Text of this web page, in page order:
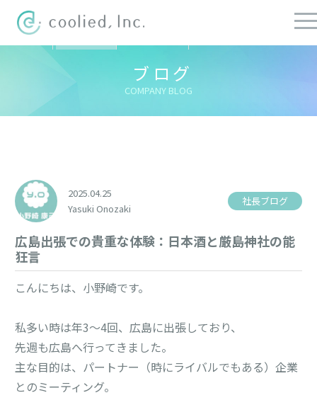
ブログ
COMPANY BLOG
ての記事
2025.04.25
Yasuki Onozaki
社長ブログ
広島出張での貴重な体験：日本酒と厳島神社の能
狂言
こんにちは、小野崎です。
私多い時は年3～4回、広島に出張しており、
先週も広島へ行ってきました。
主な目的は、パートナー（時にライバルでもある）企業
とのミーティング。